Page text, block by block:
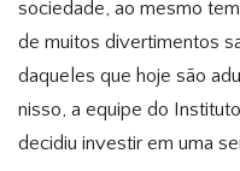
sociedade, ao mesmo
de muitos divertimentos
daqueles que hoje são
nisso, a equipe do
decidiu investir em uma